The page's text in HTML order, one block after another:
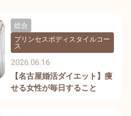
【名古屋婚活ダイエット】痩
せる女性が毎日すること
2026.06.16
総合
プリンセスボディスタイルコー
ス